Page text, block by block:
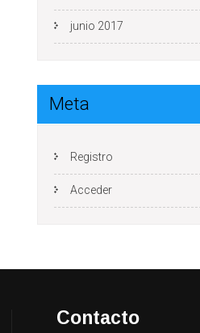
junio 2017
Meta
Registro
Acceder
Contacto